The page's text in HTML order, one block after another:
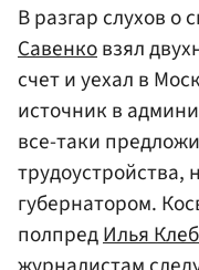
В разгар слухов о
Савенковзял
счет и уехал в
источник в
все-таки
трудоустройства,
губернатором.
полпредИлья